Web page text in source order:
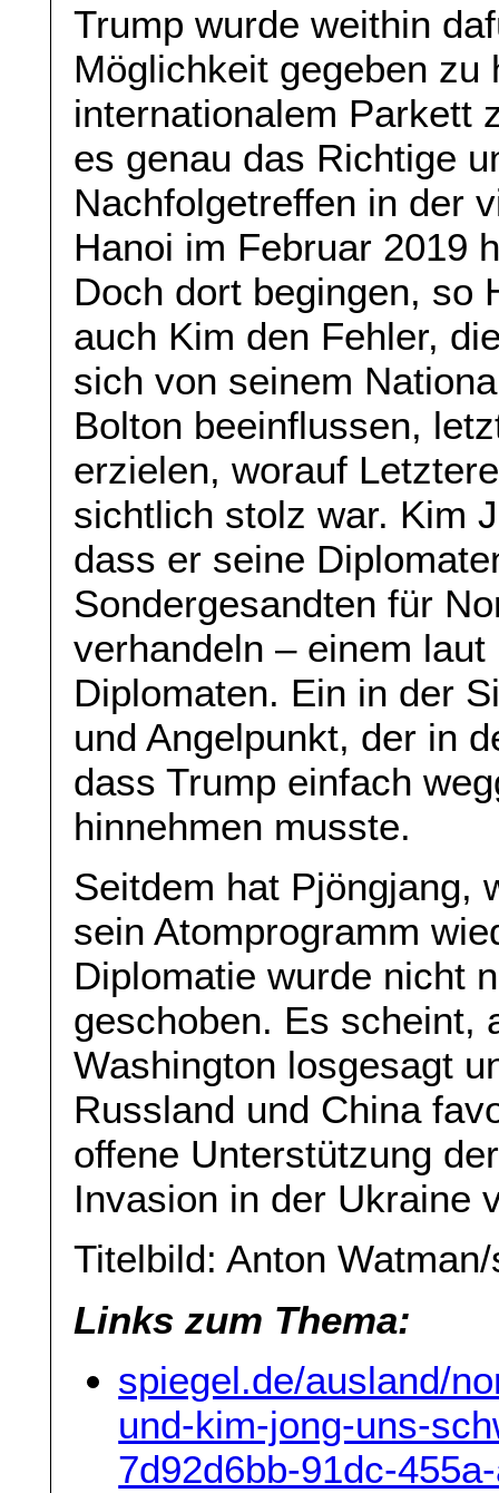
Trump wurde weithin
Möglichkeit gegeben zu
internationalem Parkett
es genau das Richtige
Nachfolgetreffen in der
Hanoi im Februar 2019
Doch dort begingen, so
auch Kim den Fehler,
sich von seinem
Bolton beeinflussen,
erzielen, worauf
sichtlich stolz war. Kim
dass er seine
Sondergesandten für
verhandeln – einem
Diplomaten. Ein in der
und Angelpunkt, der in
dass Trump einfach
hinnehmen musste.
Seitdem hat Pjöngjang,
sein Atomprogramm
Diplomatie wurde nicht
geschoben. Es scheint,
Washington losgesagt
Russland und China
offene Unterstützung
Invasion in der Ukraine
Titelbild: Anton
Links zum Thema:
spiegel.de/ausland/
und-kim-jong-uns-
7d92d6bb-91dc-